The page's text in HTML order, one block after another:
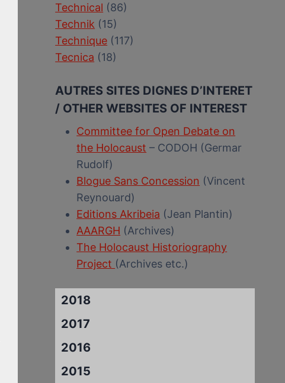
Technical (86)
Technik (15)
Technique (117)
Tecnica (18)
AUTRES SITES DIGNES D’INTERET
/ OTHER WEBSITES OF INTEREST
Committee for Open Debate on
the Holocaust – CODOH (Germar
Rudolf)
Blogue Sans Concession (Vincent
Reynouard)
Editions Akribeia (Jean Plantin)
AAARGH (Archives)
The Holocaust Historiography
Project (Archives etc.)
2018
2017
2016
2015